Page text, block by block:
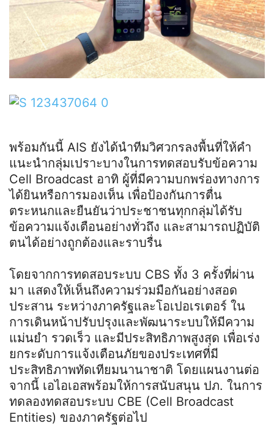
พร้อมกันนี้ AIS ยังได้นำทีมวิศวกรลงพื้นที่ให้คำ
แนะนำกลุ่มเปราะบางในการทดสอบรับข้อความ
Cell Broadcast อาทิ ผู้ที่มีความบกพร่องทางการ
ได้ยินหรือการมองเห็น เพื่อป้องกันการตื่น
ตระหนกและยืนยันว่าประชาชนทุกกลุ่มได้รับ
ข้อความแจ้งเตือนอย่างทั่วถึง และสามารถปฏิบัติ
ตนได้อย่างถูกต้องและราบรื่น
โดยจากการทดสอบระบบ CBS ทั้ง 3 ครั้งที่ผ่าน
มา แสดงให้เห็นถึงความร่วมมือกันอย่างสอด
ประสาน ระหว่างภาครัฐและโอเปอเรเตอร์ ใน
การเดินหน้าปรับปรุงและพัฒนาระบบให้มีความ
แม่นยำ รวดเร็ว และมีประสิทธิภาพสูงสุด เพื่อเร่ง
ยกระดับการแจ้งเตือนภัยของประเทศที่มี
ประสิทธิภาพทัดเทียมนานาชาติ โดยแผนงานต่อ
จากนี้ เอไอเอสพร้อมให้การสนับสนุน ปภ. ในการ
ทดลองทดสอบระบบ CBE (Cell Broadcast
Entities) ของภาครัฐต่อไป